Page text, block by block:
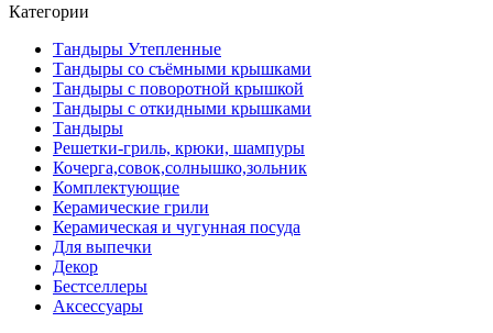
Категории
Тандыры Утепленные
Тандыры со съёмными крышками
Тандыры с поворотной крышкой
Тандыры с откидными крышками
Тандыры
Решетки-гриль, крюки, шампуры
Кочерга,совок,солнышко,зольник
Комплектующие
Керамические грили
Керамическая и чугунная посуда
Для выпечки
Декор
Бестселлеры
Аксессуары